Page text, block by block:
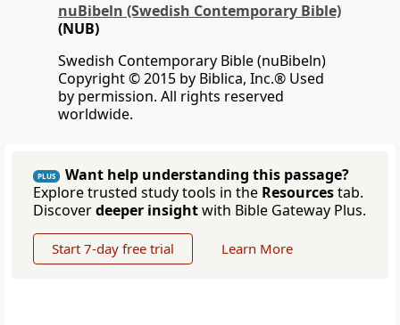
nuBibeln (Swedish Contemporary Bible)
(NUB)
Swedish Contemporary Bible (nuBibeln)
Copyright © 2015 by Biblica, Inc.® Used
by permission. All rights reserved
worldwide.
PLUS
Want help understanding this passage?
Explore trusted study tools in the Resourcestab.
Discoverdeeper insightwith Bible Gateway Plus.
Start 7-day free trial Learn More